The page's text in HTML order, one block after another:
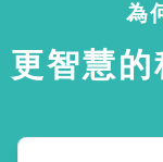
為
更智慧